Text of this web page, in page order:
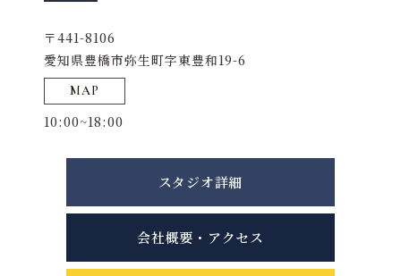
〒441-8106
愛知県豊橋市弥生町字東豊和19-6
MAP
10:00~18:00
スタジオ詳細
会社概要・アクセス